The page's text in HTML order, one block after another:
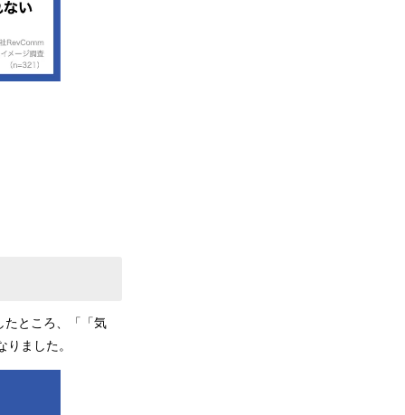
たところ、「「気
ました。